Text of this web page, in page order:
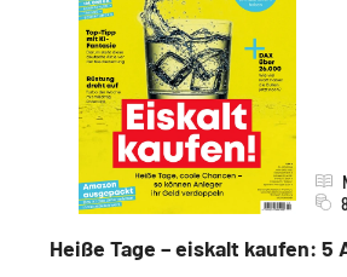
Heiße Tage – eiskalt kaufen: 5